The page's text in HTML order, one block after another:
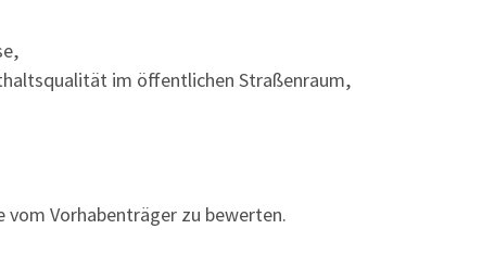
im öffentlichen Straßenraum,
vom Vorhabenträger zu bewerten.